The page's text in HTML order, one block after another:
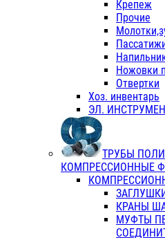
Крепеж
Прочие
Ножовки
Отвертки
Хоз. инвентарь
ЭЛ.
ТРУБЫ
КОМПРЕССИОННЫЕ
КРАНЫ
МУФТЫ